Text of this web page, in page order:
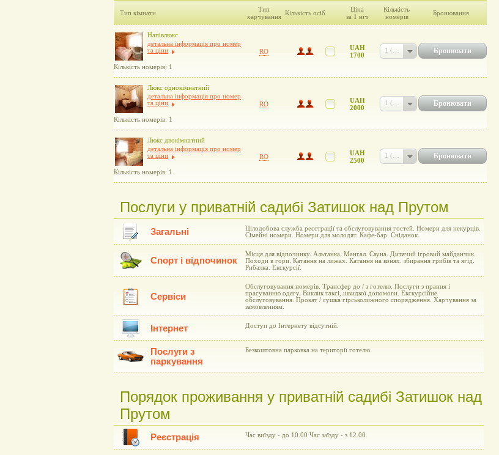
Тип кімнати
Тип
харчування Кількість осіб
Ціна
за 1 ніч
Кількість
номерів
Бронювання
Напівлюкс
детальна інформація про номер
та ціни
Кількість номерів: 1
RO
UAH
1700
Бронювати
Люкс однокімнатний
детальна інформація про номер
та ціни
Кількість номерів: 1
RO
UAH
2000
Бронювати
Люкс двокімнатний
детальна інформація про номер
та ціни
Кількість номерів: 1
RO
UAH
2500
Бронювати
Послуги у приватній садибі Затишок над Прутом
Загальні
Цілодобова служба реєстрації та обслуговування гостей. Номери для некурців.
Сімейні номери. Номери для молодят. Кафе-бар. Сніданок.
Спорт і відпочинок
Місця для відпочинку. Альтанка. Мангал. Сауна. Дитячий ігровий майданчик.
Походи в гори. Катання на лижах. Катання на конях. збирання грибів та ягід.
Рибалка. Екскурсії.
Сервіси
Обслуговування номерів. Трансфер до / з готелю. Послуги з прання і
прасуванню одягу. Виклик таксі, швидкої допомоги. Екскурсійне
обслуговування. Прокат / сушка гірськолижного спорядження. Харчування за
замовленням.
Інтернет Доступ до Інтернету відсутній.
Послуги з
паркування
Безкоштовна парковка на території готелю.
Порядок проживання у приватній садибі Затишок над
Прутом
Реєстрація Час виїзду - до 10.00 Час заїзду - з 12.00.